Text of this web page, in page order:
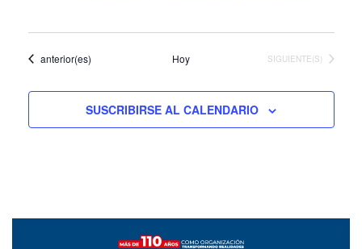
Eventos
anterior(es) Hoy EVENTOS
SIGUIENTE(S)
SUSCRIBIRSE AL CALENDARIO